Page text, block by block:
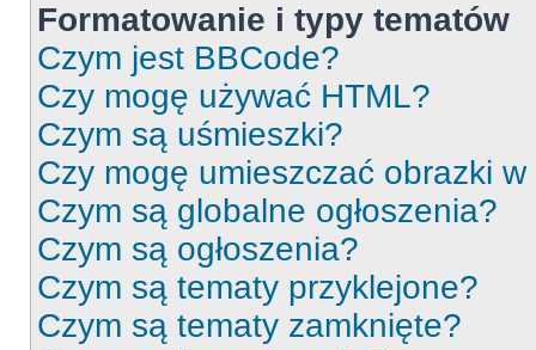
Formatowanie i typy tematów
Czym jest BBCode?
Czy mogę używać HTML?
Czym są uśmieszki?
Czy mogę umieszczać obrazki
Czym są globalne ogłoszenia?
Czym są ogłoszenia?
Czym są tematy przyklejone?
Czym są tematy zamknięte?